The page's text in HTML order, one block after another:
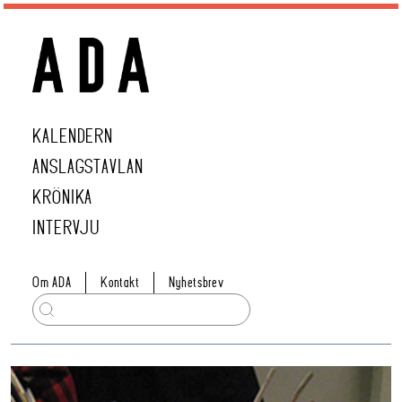
KALENDERN
ANSLAGSTAVLAN
KRÖNIKA
INTERVJU
Om ADA Kontakt Nyhetsbrev